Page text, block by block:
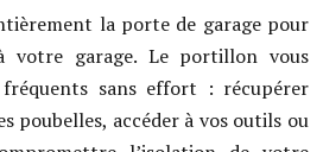
la porte de garage pour
votre garage. Le portillon vous
fréquents sans effort : récupérer
poubelles, accéder à vos outils ou